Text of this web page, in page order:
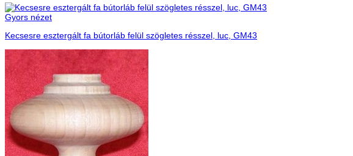
Gyors nézet
Kecsesre esztergált fa bútorláb felül szögletes résszel, luc, GM43